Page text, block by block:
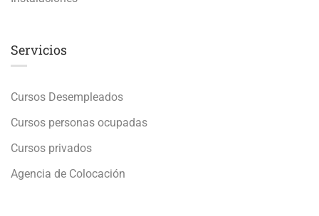
Servicios
Cursos Desempleados
Cursos personas ocupadas
Cursos privados
Agencia de Colocación